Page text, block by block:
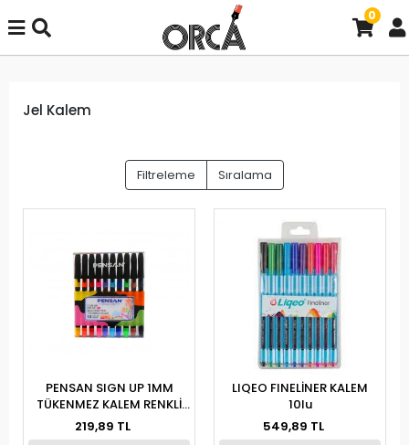
0
Jel Kalem
Filtreleme Sıralama
PENSAN SIGN UP 1MM
TÜKENMEZ KALEM RENKLİ
10LU
219,89 TL
LIQEO FINELİNER KALEM
10lu
549,89 TL